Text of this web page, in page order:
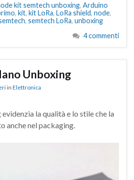
kit semtech unboxing, Arduino
, kit, kit LoRa, LoRa shield, node,
, semtech LoRa, unboxing
4 commenti
Unboxing
in Elettronica
la qualità e lo stile che la
anche nel packaging.